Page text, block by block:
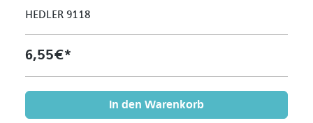
HEDLER 9118
6,55 €*
In den Warenkorb